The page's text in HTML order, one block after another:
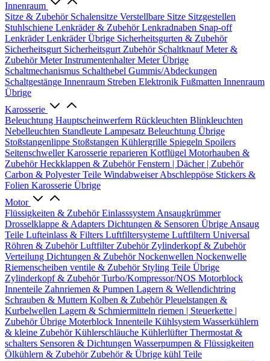
Innenraum
Sitze & Zubehör Schalensitze Verstellbare Sitze Sitzgestellen
Stuhlschiene Lenkräder & ZubehörLenkradnaben Snap-off
LenkräderLenkräder Übrige Sicherheitsgurten & Zubehör
Sicherheitsgurt Sicherheitsgurt Zubehör SchaltknaufMeter &
ZubehörMeterInstrumentenhalterMeter Übrige
Schaltmechanismus Schalthebel Gummis/Abdeckungen
Schaltgestänge Innenraum Streben Elektronik Fußmatten Innenraum
Übrige
Karosserie
Beleuchtung Hauptscheinwerfern Rückleuchten Blinkleuchten
Nebelleuchten Standleute Lampesatz Beleuchtung Übrige
Stoßstangenlippe Stoßstangen Kühlergrille Spiegeln Spoilers
SeitenschwellerKarosserie reparieren Kotflügel Motorhauben &
ZubehörHeckklappen & ZubehörFenstern | Dächer | Zubehör
Carbon & Polyester Teile WindabweiserAbschleppöse Stickers &
Folien Karosserie Übrige
Motor
Flüssigkeiten & ZubehörEinlasssystem Ansaugkrümmer
Drosselklappe & Adapters Dichtungen & Sensoren Übrige Ansaug
Teile Lufteinlass & Filters Luftfiltersysteme Luftfiltern Universal
Röhren & ZubehörLuftfilter Zubehör Zylinderkopf & Zubehör
Verteilung Dichtungen & ZubehörNockenwellen Nockenwelle
Riemenscheiben ventile & Zubehör Styling Teile Übrige
Zylinderkopf & ZubehörTurbo/Kompressor/NOS Motorblock
Innenteile Zahnriemen & Pumpen Lagern & Wellendichtring
Schrauben & Muttern Kolben & ZubehörPleuelstangen &
Kurbelwellen Lagern & Schmiermitteln riemen | Steuerkette |
ZubehörÜbrige Moterblock Innenteile Kühlsystem Wasserkühlern
& kleine ZubehörKühlerschläuche KühlerlüfterThermostat &
schalters Sensoren & Dichtungen Wasserpumpen & Flüssigkeiten
Ölkühlern & Zubehör Zubehör & Übrige kühl Teile